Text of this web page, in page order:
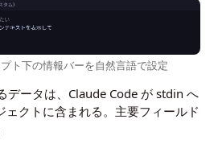
ト下の情報バーを自然言語で設定
データは、Claude Code が stdin へ
ェクトに含まれる。主要フィールド